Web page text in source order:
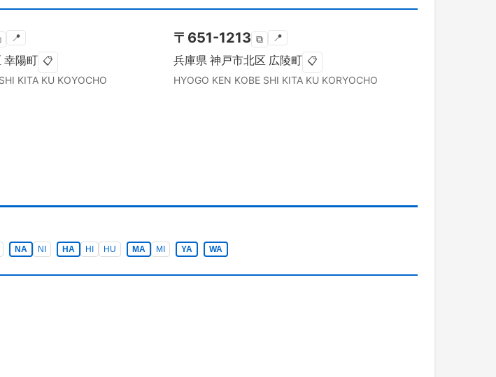
📍
幸陽町 📋
KITA KU KOYOCHO
〒 651-1213 ⧉ 📍
兵庫県 神戸市北区 広陵町 📋
HYOGO KEN KOBE SHI KITA KU KORYOCHO
NA NI HA HI HU MA MI YA WA